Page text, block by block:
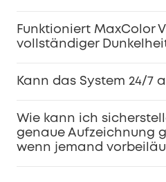
Funktioniert MaxColor
vollständiger
Kann das System 24/7
Wie kann ich
genaue Aufzeichnung
wenn jemand